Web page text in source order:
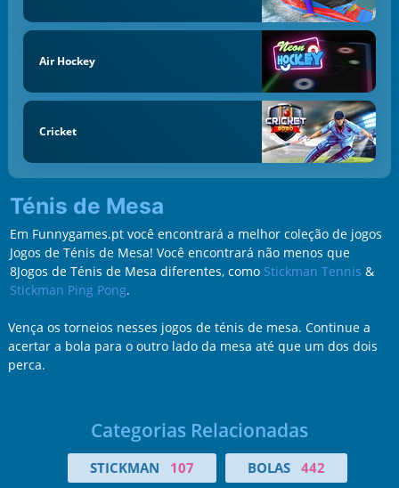
Air Hockey
Cricket
Ténis de Mesa
Em Funnygames.pt você encontrará a melhor coleção de jogos
Jogos de Ténis de Mesa! Você encontrará não menos que
8Jogos de Ténis de Mesa diferentes, como Stickman Tennis &
Stickman Ping Pong.
Vença os torneios nesses jogos de ténis de mesa. Continue a
acertar a bola para o outro lado da mesa até que um dos dois
perca.
Categorias Relacionadas
STICKMAN 107 BOLAS 442